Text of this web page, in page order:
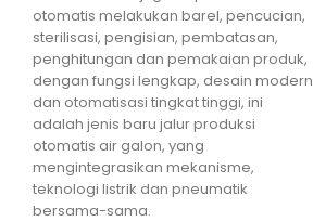
otomatis melakukan barel, pencucian,
sterilisasi, pengisian, pembatasan,
penghitungan dan pemakaian produk,
dengan fungsi lengkap, desain modern
dan otomatisasi tingkat tinggi, ini
adalah jenis baru jalur produksi
otomatis air galon, yang
mengintegrasikan mekanisme,
teknologi listrik dan pneumatik
bersama-sama.